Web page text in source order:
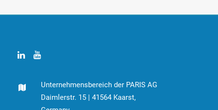
Unternehmensbereich der PARIS AG
Daimlerstr. 15 | 41564 Kaarst,